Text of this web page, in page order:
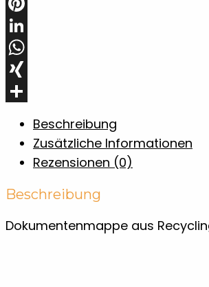
Pinterest
LinkedIn
WhatsApp
XING
Beschreibung
Zusätzliche Informationen
Rezensionen (0)
Beschreibung
Dokumentenmappe aus